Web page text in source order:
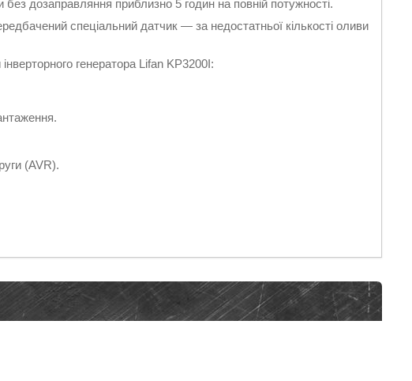
дозаправляння приблизно 5 годин на повній потужності.
спеціальний датчик — за недостатньої кількості оливи
генератора Lifan KP3200I:
(AVR).